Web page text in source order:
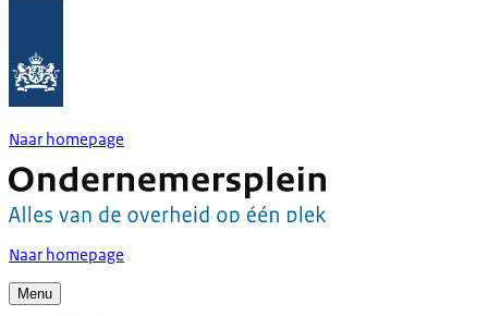
Naar homepage
Naar homepage
Menu